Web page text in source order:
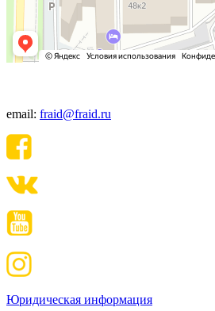
email: fraid@fraid.ru
Юридическая информация